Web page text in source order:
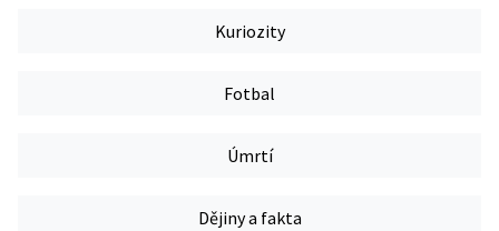
Kuriozity
Fotbal
Úmrtí
Dějiny a fakta